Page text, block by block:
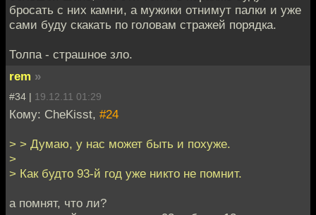
бросать с них камни, а мужики отнимут палки и уже
сами буду скакать по головам стражей порядка.
Толпа - страшное зло.
rem »
#34 | 19.12.11 01:29
Кому: CheKisst, #24
> > Думаю, у нас может быть и похуже.
>
> Как будто 93-й год уже никто не помнит.
а помнят, что ли?